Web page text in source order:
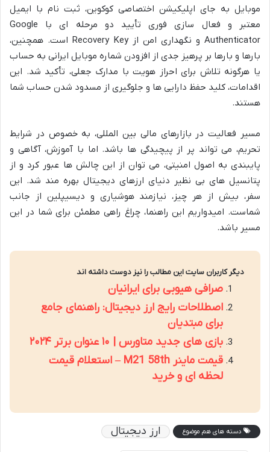
موبایل به جای اپلیکیشن اختصاصی کوکوین، ثبت نام با ایمیل
معتبر و فعال سازی فوری تأیید دو مرحله ای با Google
Authenticator و نگهداری امن از Recovery Key است. همچنین،
بارها و بارها بر پرهیز جدی از افزودن شماره موبایل ایرانی به حساب
یا هرگونه تلاش برای احراز هویت با مدارک جعلی، تأکید شد. این
اقدامات، کلید حفظ دارایی ها و جلوگیری از مسدود شدن حساب شما
هستند.
مسیر فعالیت در بازارهای مالی بین المللی، به خصوص در شرایط
تحریم، می تواند پر از پیچیدگی ها باشد. اما با آموزش، آگاهی و
پایبندی به اصول امنیتی، می توان از این چالش ها عبور کرد و از
پتانسیل های بی نظیر دنیای ارزهای دیجیتال بهره مند شد. این
سفر، بیش از هر چیز، نیازمند هوشیاری و دیسیپلین از جانب
شماست. امیدواریم این راهنما، چراغ راهی مطمئن برای شما در این
مسیر باشد.
دیگر کاربران سایت این مطالب را نیز دوست داشته اند
صرافی هیوبی برای ایرانیان
اصطلاحات رایج ارز دیجیتال: راهنمای جامع
برای مبتدیان
بازی های جدید متاورس | ۱۰ عنوان برتر ۲۰۲۴
قیمت ماینر M21 58th – استعلام قیمت
لحظه ای و خرید
دسته های هم موضوع ارز دیجیتال